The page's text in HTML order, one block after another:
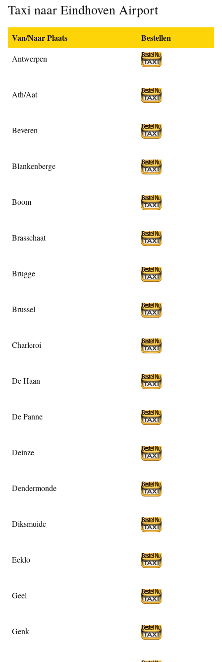
Taxi naar Eindhoven Airport
Van/Naar Plaats Bestellen
Antwerpen
Ath/Aat
Beveren
Blankenberge
Boom
Brasschaat
Brugge
Brussel
Charleroi
De Haan
De Panne
Deinze
Dendermonde
Diksmuide
Eeklo
Geel
Genk